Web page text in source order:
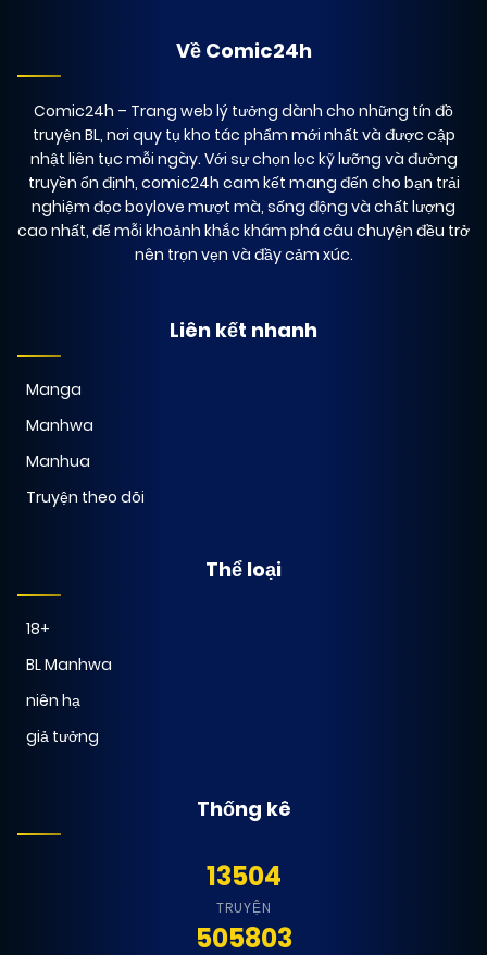
Về Comic24h
Comic24h – Trang web lý tưởng dành cho những tín đồ
truyện BL, nơi quy tụ kho tác phẩm mới nhất và được cập
nhật liên tục mỗi ngày. Với sự chọn lọc kỹ lưỡng và đường
truyền ổn định, comic24h cam kết mang đến cho bạn trải
nghiệm đọc boylove mượt mà, sống động và chất lượng
cao nhất, để mỗi khoảnh khắc khám phá câu chuyện đều trở
nên trọn vẹn và đầy cảm xúc.
Liên kết nhanh
Manga
Manhwa
Manhua
Truyện theo dõi
Thể loại
18+
BL Manhwa
niên hạ
giả tưởng
Thống kê
13504
TRUYỆN
505803